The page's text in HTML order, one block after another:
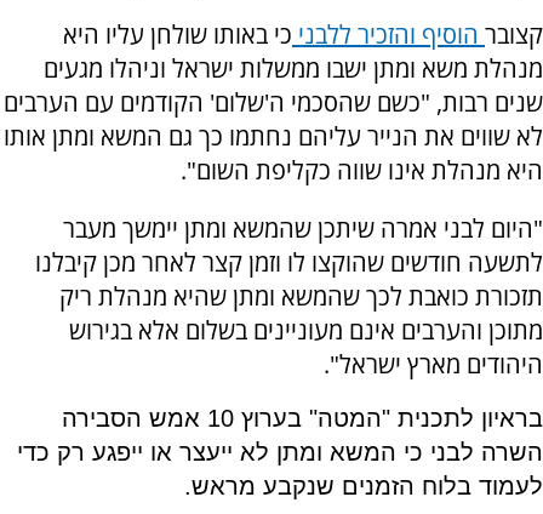
קצובר הוסיף והזכיר ללבני כי באותו שולחן עליו היא
מנהלת משא ומתן ישבו ממשלות ישראל וניהלו מגעים
שנים רבות, "כשם שהסכמי ה'שלום' הקודמים עם הערבים
לא שווים את הנייר עליהם נחתמו כך גם המשא ומתן אותו
היא מנהלת אינו שווה כקליפת השום".
"היום לבני אמרה שיתכן שהמשא ומתן יימשך מעבר
לתשעה חודשים שהוקצו לו וזמן קצר לאחר מכן קיבלנו
תזכורת כואבת לכך שהמשא ומתן שהיא מנהלת ריק
מתוכן והערבים אינם מעוניינים בשלום אלא בגירוש
היהודים מארץ ישראל".
בראיון לתכנית "המטה" בערוץ 10 אמש הסבירה
השרה לבני כי המשא ומתן לא ייעצר או ייפגע רק כדי
לעמוד בלוח הזמנים שנקבע מראש.